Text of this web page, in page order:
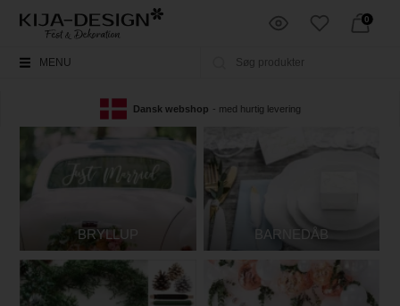
0
MENU
Dansk webshop - med hurtig levering
BRYLLUP BARNEDÅB